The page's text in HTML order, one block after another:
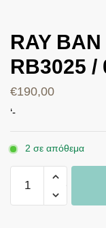
RAY
RB3025 /
€190,00
‘-
2 σε απόθεμα